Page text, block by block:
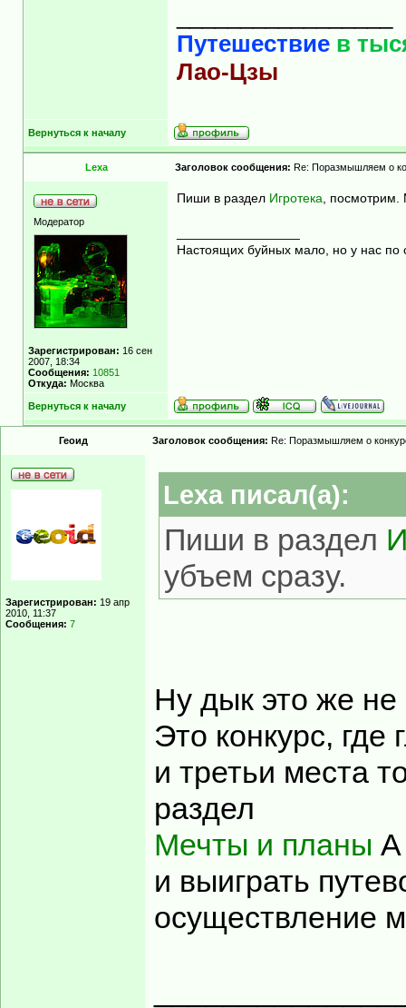
Путешествие в
Лао-Цзы
Вернуться к началу
Lexa Заголовок сообщения: Re: Поразмышляем о
Модератор
Зарегистрирован: 16 сен
2007, 18:34
Сообщения: 10851
Откуда: Москва
Пиши в раздел Игротека ,
Настоящих буйных мало, но у нас по
Вернуться к началу
Геоид Заголовок сообщения: Re: Поразмышляем о
Зарегистрирован: 19 апр
2010, 11:37
Сообщения: 7
Lexa писал(а):
Пиши в раздел
убъем сразу.
Ну дык это же не
Это конкурс, где
и третьи места
раздел
Мечты и планы А
и выиграть
осуществление